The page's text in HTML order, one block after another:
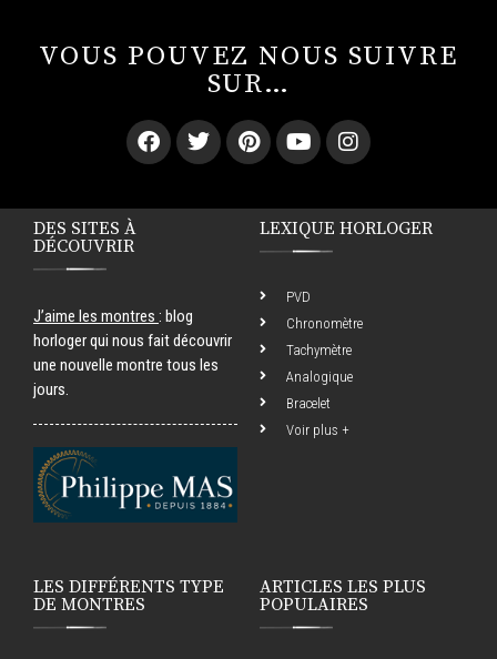
VOUS POUVEZ NOUS SUIVRE
SUR…
DES SITES À
DÉCOUVRIR
J’aime les montres : blog
horloger qui nous fait découvrir
une nouvelle montre tous les
jours.
LEXIQUE HORLOGER
PVD
Chronomètre
Tachymètre
Analogique
Bracelet
Voir plus +
LES DIFFÉRENTS TYPE
DE MONTRES
ARTICLES LES PLUS
POPULAIRES